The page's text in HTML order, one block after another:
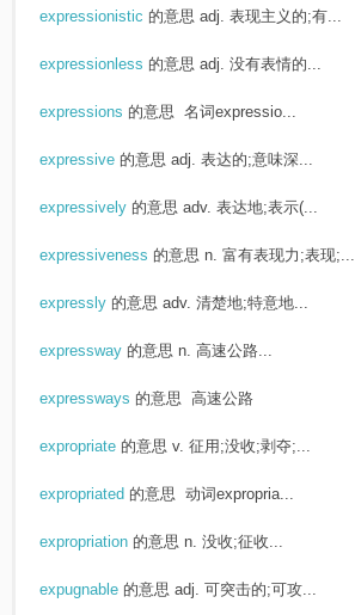
expressionistic 的意思 adj. 表现主义的;有...
expressionless 的意思 adj. 没有表情的...
expressions 的意思 名词expressio...
expressive 的意思 adj. 表达的;意味深...
expressively 的意思 adv. 表达地;表示(...
expressiveness 的意思 n. 富有表现力;表现;...
expressly 的意思 adv. 清楚地;特意地...
expressway 的意思 n. 高速公路...
expressways 的意思 高速公路
expropriate 的意思 v. 征用;没收;剥夺;...
expropriated 的意思 动词expropria...
expropriation 的意思 n. 没收;征收...
expugnable 的意思 adj. 可突击的;可攻...